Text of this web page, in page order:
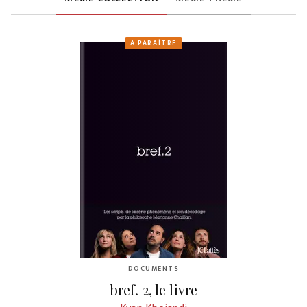
À PARAÎTRE
DOCUMENTS
bref. 2, le livre